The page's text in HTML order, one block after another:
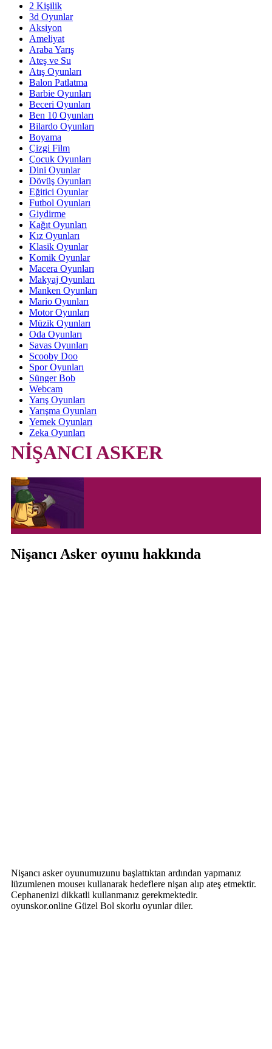
2 Kişilik
3d Oyunlar
Aksiyon
Ameliyat
Araba Yarış
Ateş ve Su
Atış Oyunları
Balon Patlatma
Barbie Oyunları
Beceri Oyunları
Ben 10 Oyunları
Bilardo Oyunları
Boyama
Çizgi Film
Çocuk Oyunları
Dini Oyunlar
Dövüş Oyunları
Eğitici Oyunlar
Futbol Oyunları
Giydirme
Kağıt Oyunları
Kız Oyunları
Klasik Oyunlar
Komik Oyunlar
Macera Oyunları
Makyaj Oyunları
Manken Oyunları
Mario Oyunları
Motor Oyunları
Müzik Oyunları
Oda Oyunları
Savas Oyunları
Scooby Doo
Spor Oyunları
Sünger Bob
Webcam
Yarış Oyunları
Yarışma Oyunları
Yemek Oyunları
Zeka Oyunları
NİŞANCI ASKER
Nişancı Asker oyunu hakkında
Nişancı asker oyunumuzunu başlattıktan ardından yapmanız
lüzumlenen mouseı kullanarak hedeflere nişan alıp ateş etmektir.
Cephanenizi dikkatli kullanmanız gerekmektedir.
oyunskor.online Güzel Bol skorlu oyunlar diler.